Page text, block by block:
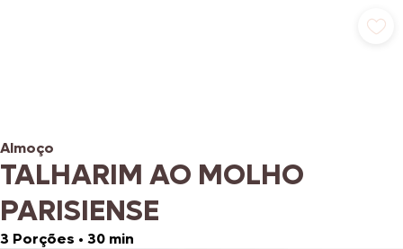
Almoço
TALHARIM AO MOLHO
PARISIENSE
3 Porções • 30 min